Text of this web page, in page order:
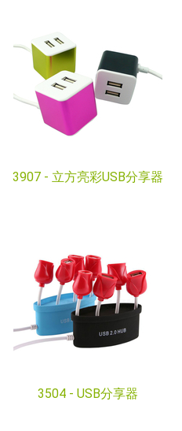
3907 - 立方亮彩USB分享器
3504 - USB分享器